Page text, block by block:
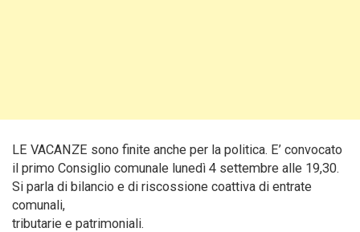
LE VACANZE sono finite anche per la politica. E’ convocato
il primo Consiglio comunale lunedì 4 settembre alle 19,30.
Si parla di bilancio e di riscossione coattiva di entrate
comunali,
tributarie e patrimoniali.